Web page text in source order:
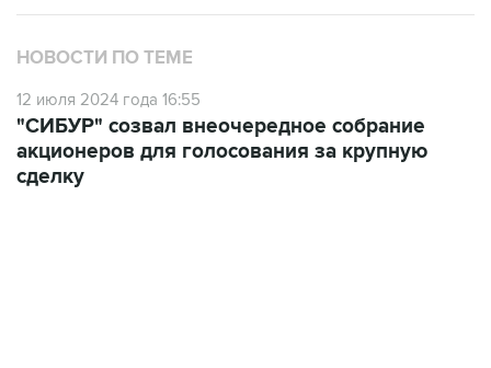
НОВОСТИ ПО ТЕМЕ
12 июля 2024 года 16:55
"СИБУР" созвал внеочередное собрание
акционеров для голосования за крупную
сделку